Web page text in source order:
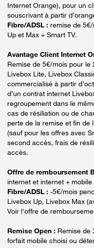
Internet Orange), pour un
souscrivant à partir
Fibre/ADSL : remise de
Up et Max + Smart TV.
Avantage Client Internet
Remise de 5€/mois pour
Livebox Lite, Livebox
commercialisé à partir
d’un contrat internet
regroupement dans le
cas de résiliation ou de
perte de la remise et fin de
(sauf pour les offres avec
second accès, frais de
accès.
Offre de remboursement
internet et internet +
Fibre/ADSL : -5€/mois
Livebox Up, Livebox Max
Voir l'offre de
Remise Open : Remise de
forfait mobile choisi ou